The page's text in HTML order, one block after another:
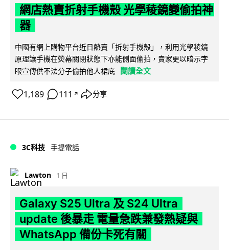
網店熱賣折射手機殼 光學稜鏡變偷拍神
器
中國有網上購物平台近日熱賣「折射手機殼」，利用光學稜鏡
原理讓手機在熒幕關閉狀態下亦能側面偷拍，賣家更以暗示字
眼宣傳供不法分子偷拍他人裙底
閱讀全文
1,189 111 ↗ 分享
3C科技 手提電話
Lawton 1 日
Galaxy S25 Ultra 及 S24 Ultra
update 後暴走 電量急跌兼發熱疑與
WhatsApp 備份卡死有關